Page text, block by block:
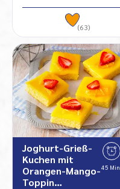
(63)
Joghurt-Grieß-
Kuchen mit
Orangen-Mango-
Toppin…
45 Min.